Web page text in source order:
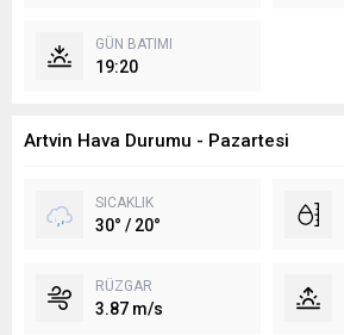
GÜN BATIMI
19:20
Artvin Hava Durumu - Pazartesi
SICAKLIK
30° / 20°
RÜZGAR
3.87 m/s